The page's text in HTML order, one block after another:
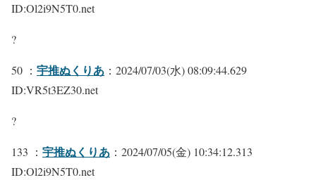
ID:Ol2i9N5T0.net
?
50 ： 宇推ぬくりあ ：2024/07/03(水) 08:09:44.629
ID:VR5t3EZ30.net
?
133 ： 宇推ぬくりあ ：2024/07/05(金) 10:34:12.313
ID:Ol2i9N5T0.net